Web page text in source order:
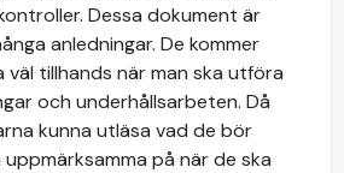
Dessa dokument är
anledningar. De kommer
väl tillhands när man ska utföra
och underhållsarbeten. Då
kunna utläsa vad de bör
på när de ska